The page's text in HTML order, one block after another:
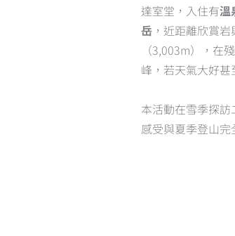
達室堂，入住有溫
岳，近距離欣賞
（3,003m），在
峰，若天氣大好甚
本活動在雪季探
感受與夏季登山完